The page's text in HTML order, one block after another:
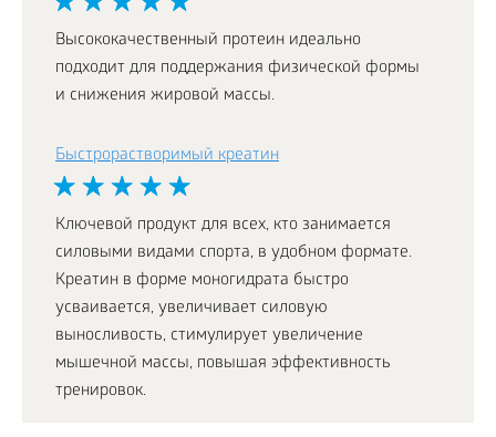
Высококачественный протеин идеально
подходит для поддержания физической формы
и снижения жировой массы.
Быстрорастворимый креатин
Ключевой продукт для всех, кто занимается
силовыми видами спорта, в удобном формате.
Креатин в форме моногидрата быстро
усваивается, увеличивает силовую
выносливость, стимулирует увеличение
мышечной массы, повышая эффективность
тренировок.